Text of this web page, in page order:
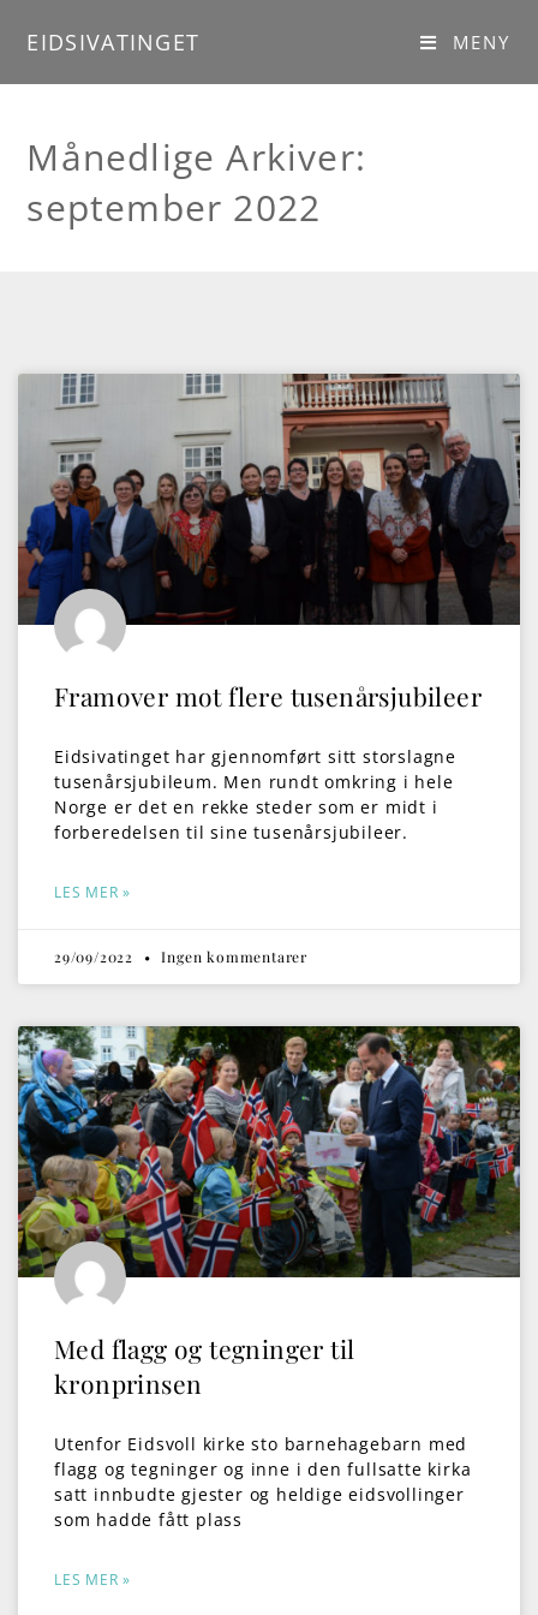
EIDSIVATINGET MENY
Månedlige Arkiver:
september 2022
Framover mot flere tusenårsjubileer
Eidsivatinget har gjennomført sitt storslagne
tusenårsjubileum. Men rundt omkring i hele
Norge er det en rekke steder som er midt i
forberedelsen til sine tusenårsjubileer.
LES MER »
29/09/2022 Ingen kommentarer
Med flagg og tegninger til
kronprinsen
Utenfor Eidsvoll kirke sto barnehagebarn med
flagg og tegninger og inne i den fullsatte kirka
satt innbudte gjester og heldige eidsvollinger
som hadde fått plass
LES MER »